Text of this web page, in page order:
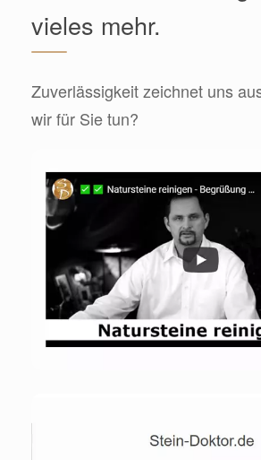
vieles mehr.
Zuverlässigkeit zeichnet uns
wir für Sie tun?